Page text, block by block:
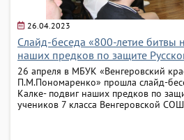
26.04.2023
Слайд-беседа «800-летие битвы
наших предков по защите
26 апреля в МБУК «Венгеровский
П.М.Пономаренко» прошла слайд-
Калке- подвиг наших предков по
учеников 7 класса Венгеровской